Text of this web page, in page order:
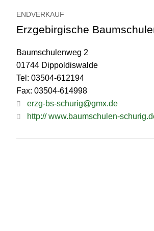
ENDVERKAUF
Erzgebirgische
Baumschulenweg 2
01744 Dippoldiswalde
Tel: 03504-612194
Fax: 03504-614998
erzg-bs-schurig@gmx.de
http:// www.baumschulen-